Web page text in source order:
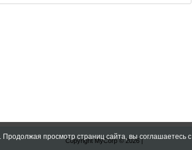
Copyright MyCorp © 2026|
просмотр страниц сайта, вы соглашаетесь с